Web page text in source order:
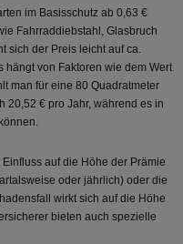
im Basisschutz ab 0,63 €
Fahrraddiebstahl, Glasbruch
sich der Preis leicht auf ca.
hängt von Faktoren wie dem Wert
man für eine 80 Quadratmeter
20,52 € pro Jahr, während es in
auf die Höhe der Prämie
oder jährlich) oder die
wirkt sich auf die Höhe
bieten auch spezielle